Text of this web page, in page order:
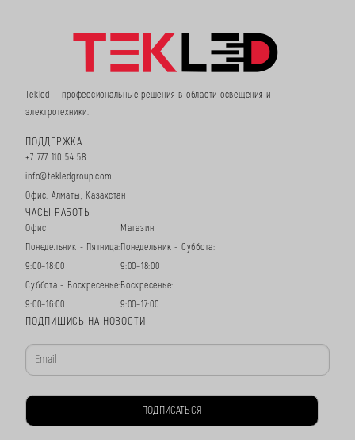
Tekled — профессиональные решения в области освещения и
электротехники.
ПОДДЕРЖКА
+7 777 110 54 58
info@tekledgroup.com
Офис: Алматы, Казахстан
ЧАСЫ РАБОТЫ
Офис
Понедельник - Пятница:
9:00–18:00
Суббота - Воскресенье:
9:00–16:00
Магазин
Понедельник - Суббота:
9:00–18:00
Воскресенье:
9:00–17:00
ПОДПИШИСЬ НА НОВОСТИ
ПОДПИСАТЬСЯ